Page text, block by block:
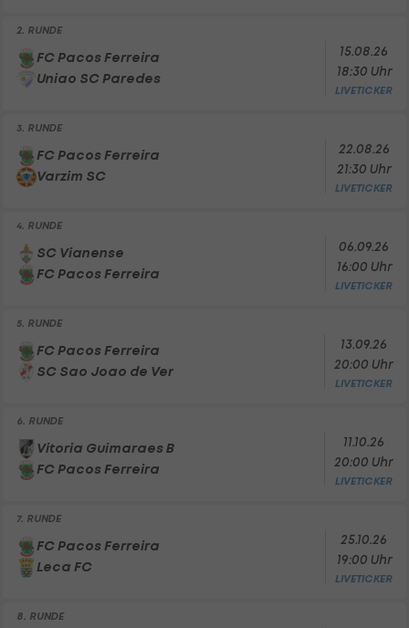
2. RUNDE
FC Pacos Ferreira
Uniao SC Paredes
15.08.26
18:30 Uhr
LIVETICKER
3. RUNDE
FC Pacos Ferreira
Varzim SC
22.08.26
21:30 Uhr
LIVETICKER
4. RUNDE
SC Vianense
FC Pacos Ferreira
06.09.26
16:00 Uhr
LIVETICKER
5. RUNDE
FC Pacos Ferreira
SC Sao Joao de Ver
13.09.26
20:00 Uhr
LIVETICKER
6. RUNDE
Vitoria Guimaraes B
FC Pacos Ferreira
11.10.26
20:00 Uhr
LIVETICKER
7. RUNDE
FC Pacos Ferreira
Leca FC
25.10.26
19:00 Uhr
LIVETICKER
8. RUNDE